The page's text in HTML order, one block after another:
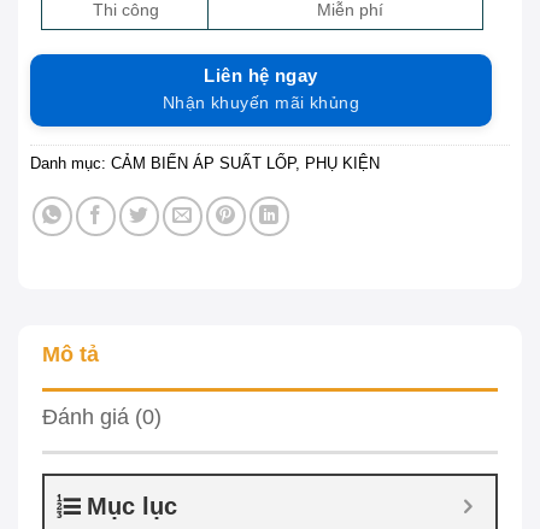
Thi công Miễn phí
Liên hệ ngay
Nhận khuyến mãi khủng
Danh mục: CẢM BIẾN ÁP SUẤT LỐP, PHỤ KIỆN
Mô tả
Đánh giá (0)
Mục lục